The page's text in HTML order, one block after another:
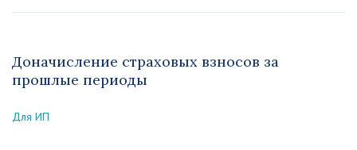
Доначисление страховых взносов за
прошлые периоды
Для ИП